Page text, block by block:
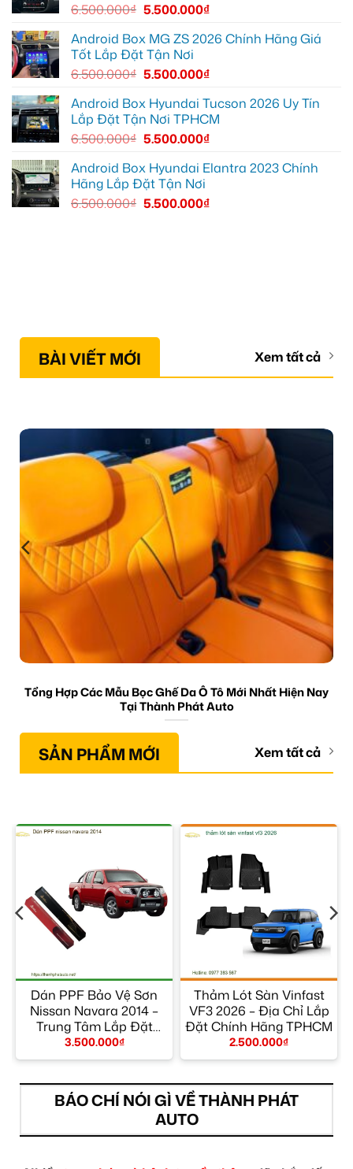
mái
hơn
6.500.000₫ 5.500.000₫
Android Box MG ZS 2026 Chính Hãng Giá
Tốt Lắp Đặt Tận Nơi
6.500.000₫ 5.500.000₫
Android Box Hyundai Tucson 2026 Uy Tín
Lắp Đặt Tận Nơi TPHCM
6.500.000₫ 5.500.000₫
Android Box Hyundai Elantra 2023 Chính
Hãng Lắp Đặt Tận Nơi
6.500.000₫ 5.500.000₫
BÀI VIẾT MỚI Xem tất cả
Tổng Hợp Các Mẫu Bọc Ghế Da Ô Tô Mới Nhất Hiện Nay
Tại Thành Phát Auto
SẢN PHẨM MỚI Xem tất cả
Dán PPF Bảo Vệ Sơn
Nissan Navara 2014 –
Trung Tâm Lắp Đặt
Chính Hãng TPHCM
3.500.000₫
Thảm Lót Sàn Vinfast
VF3 2026 – Địa Chỉ Lắp
Đặt Chính Hãng TPHCM
2.500.000₫
BÁO CHÍ NÓI GÌ VỀ THÀNH PHÁT
AUTO